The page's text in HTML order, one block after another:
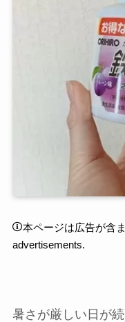
本ページは広告が含
advertisements.
暑さが厳しい日が続